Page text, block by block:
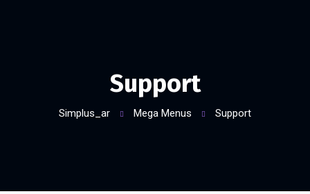
Support
Simplus_ar Mega Menus Support